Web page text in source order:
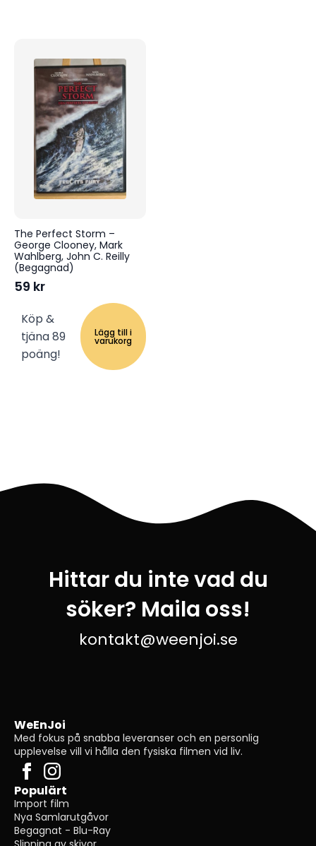
The Perfect Storm –
George Clooney, Mark
Wahlberg, John C. Reilly
(Begagnad)
59 kr
Köp &
tjäna 89
poäng!
Lägg till i
varukorg
Hittar du inte vad du
söker? Maila oss!
kontakt@weenjoi.se
WeEnJoi
Med fokus på snabba leveranser och en personlig
upplevelse vill vi hålla den fysiska filmen vid liv.
Populärt
Import film
Nya Samlarutgåvor
Begagnat - Blu-Ray